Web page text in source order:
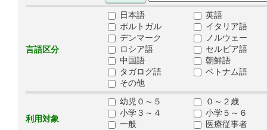
言語区分
日本語
英語
ポルトガル
イタリア語
デンマーク
ノルウェー
ロシア語
セルビア語
中国語
朝鮮語
タガログ語
ベトナム語
その他
利用対象
幼児０～５
０～２歳
小学３～４
小学５～６
一般
医療従事者